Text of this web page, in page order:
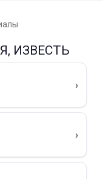
ИЗВЕСТЬ